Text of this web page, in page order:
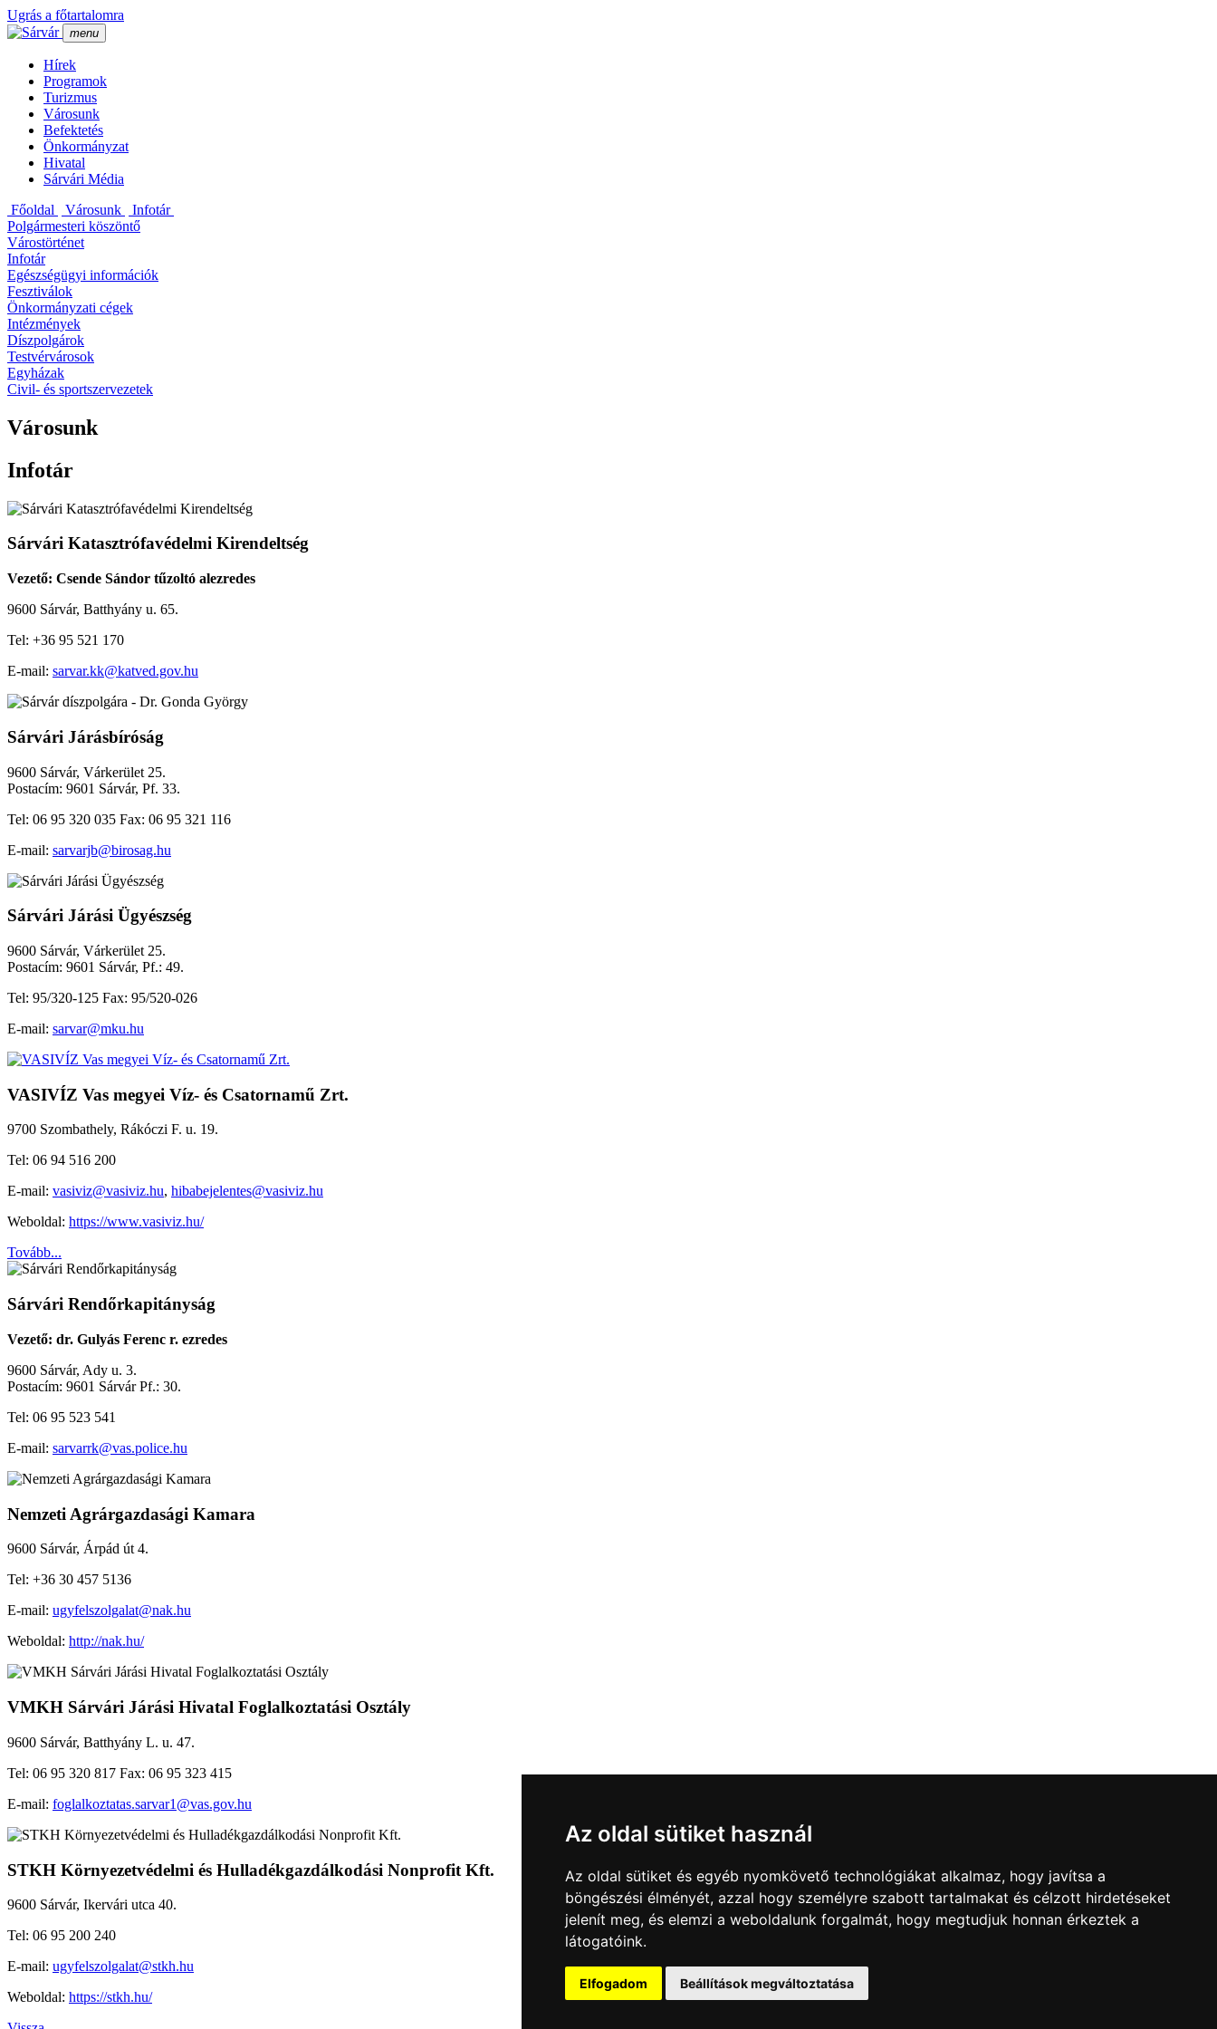
Az oldal sütiket használ
Az oldal sütiket és egyéb nyomkövető technológiákat alkalmaz, hogy javítsa a
böngészési élményét, azzal hogy személyre szabott tartalmakat és célzott hirdetéseket
jelenít meg, és elemzi a weboldalunk forgalmát, hogy megtudjuk honnan érkeztek a
látogatóink.
Elfogadom Beállítások megváltoztatása
Ugrás a főtartalomra
menu
Hí­rek
Programok
Turizmus
Városunk
Befektetés
Önkormányzat
Hivatal
Sárvári Média
Főoldal
Városunk
Infotár
Polgármesteri köszöntő
Várostörténet
Infotár
Egészségügyi információk
Fesztiválok
Önkormányzati cégek
Intézmények
Dí­szpolgárok
Testvérvárosok
Egyházak
Civil- és sportszervezetek
Városunk
Infotár
Sárvári Katasztrófavédelmi Kirendeltség
Vezető: Csende Sándor tűzoltó alezredes
9600 Sárvár, Batthyány u. 65.
Tel: +36 95 521 170
E-mail: sarvar.kk@katved.gov.hu
Sárvári Járásbíróság
9600 Sárvár, Várkerület 25.
Postacím: 9601 Sárvár, Pf. 33.
Tel: 06 95 320 035 Fax: 06 95 321 116
E-mail: sarvarjb@birosag.hu
Sárvári Járási Ügyészség
9600 Sárvár, Várkerület 25.
Postacím: 9601 Sárvár, Pf.: 49.
Tel: 95/320-125 Fax: 95/520-026
E-mail: sarvar@mku.hu
VASIVÍZ Vas megyei Víz- és Csatornamű Zrt.
9700 Szombathely, Rákóczi F. u. 19.
Tel: 06 94 516 200
E-mail: vasiviz@vasiviz.hu, hibabejelentes@vasiviz.hu
Weboldal: https://www.vasiviz.hu/
Tovább...
Sárvári Rendőrkapitányság
Vezető: dr. Gulyás Ferenc r. ezredes
9600 Sárvár, Ady u. 3.
Postacím: 9601 Sárvár Pf.: 30.
Tel: 06 95 523 541
E-mail: sarvarrk@vas.police.hu
Nemzeti Agrárgazdasági Kamara
9600 Sárvár, Árpád út 4.
Tel: +36 30 457 5136
E-mail: ugyfelszolgalat@nak.hu
Weboldal: http://nak.hu/
VMKH Sárvári Járási Hivatal Foglalkoztatási Osztály
9600 Sárvár, Batthyány L. u. 47.
Tel: 06 95 320 817 Fax: 06 95 323 415
E-mail: foglalkoztatas.sarvar1@vas.gov.hu
STKH Környezetvédelmi és Hulladékgazdálkodási Nonprofit Kft.
9600 Sárvár, Ikervári utca 40.
Tel: 06 95 200 240
E-mail: ugyfelszolgalat@stkh.hu
Weboldal: https://stkh.hu/